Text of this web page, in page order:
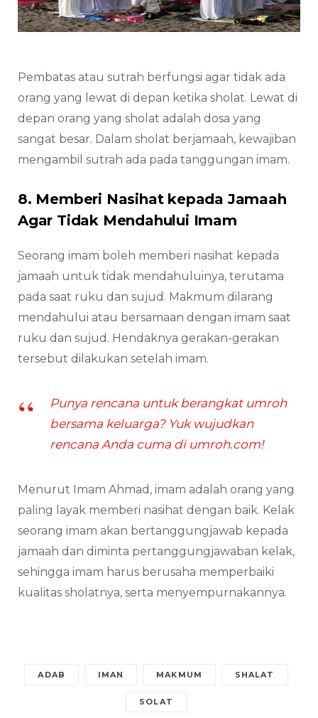
Pembatas atau sutrah berfungsi agar tidak ada
orang yang lewat di depan ketika sholat. Lewat di
depan orang yang sholat adalah dosa yang
sangat besar. Dalam sholat berjamaah, kewajiban
mengambil sutrah ada pada tanggungan imam.
8. Memberi Nasihat kepada Jamaah
Agar Tidak Mendahului Imam
Seorang imam boleh memberi nasihat kepada
jamaah untuk tidak mendahuluinya, terutama
pada saat ruku dan sujud. Makmum dilarang
mendahului atau bersamaan dengan imam saat
ruku dan sujud. Hendaknya gerakan-gerakan
tersebut dilakukan setelah imam.
Punya rencana untuk berangkat umroh
bersama keluarga? Yuk wujudkan
rencana Anda cuma di umroh.com!
Menurut Imam Ahmad, imam adalah orang yang
paling layak memberi nasihat dengan baik. Kelak
seorang imam akan bertanggungjawab kepada
jamaah dan diminta pertanggungjawaban kelak,
sehingga imam harus berusaha memperbaiki
kualitas sholatnya, serta menyempurnakannya.
ADAB IMAN MAKMUM SHALAT
SOLAT